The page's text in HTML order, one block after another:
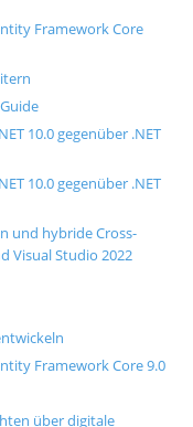
Framework Core
10.0 gegenüber .NET
10.0 gegenüber .NET
und hybride Cross-
Visual Studio 2022
Framework Core 9.0
über digitale